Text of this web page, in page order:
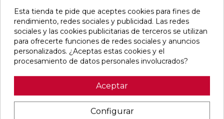
distintivo a cualquier ambiente.
Pensamos que te puede interesar
favorite
Esta tienda te pide que aceptes cookies para fines de
rendimiento, redes sociales y publicidad. Las redes
sociales y las cookies publicitarias de terceros se utilizan
para ofrecerte funciones de redes sociales y anuncios
personalizados. ¿Aceptas estas cookies y el
procesamiento de datos personales involucrados?
Aceptar
Configurar